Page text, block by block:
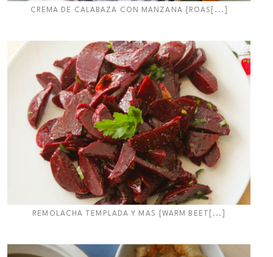
CREMA DE CALABAZA CON MANZANA {ROAS[...]
REMOLACHA TEMPLADA Y MAS {WARM BEET[...]